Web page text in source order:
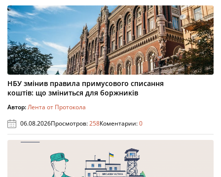
НБУ змінив правила примусового списання
коштів: що зміниться для боржників
Автор:Лента от Протокола
06.08.2026Просмотров:258Коментарии:0